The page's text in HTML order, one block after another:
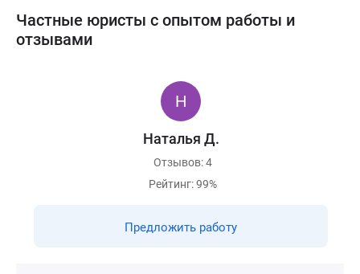
Частные юристы с опытом работы и
отзывами
Наталья Д.
Отзывов: 4
Рейтинг: 99%
Предложить работу